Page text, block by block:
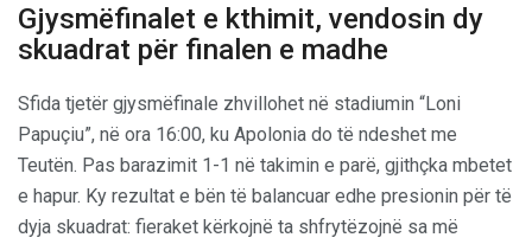
Gjysmëfinalet e kthimit, vendosin dy
skuadrat për finalen e madhe
Sfida tjetër gjysmëfinale zhvillohet në stadiumin “Loni
Papuçiu”, në ora 16:00, ku Apolonia do të ndeshet me
Teutën. Pas barazimit 1-1 në takimin e parë, gjithçka mbetet
e hapur. Ky rezultat e bën të balancuar edhe presionin për të
dyja skuadrat: fieraket kërkojnë ta shfrytëzojnë sa më